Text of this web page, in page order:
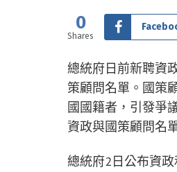
0
Shares
總統府日前新聘資
策顧問名單。國策
國國籍者，引發爭
資政與國策顧問名
總統府2日公布資